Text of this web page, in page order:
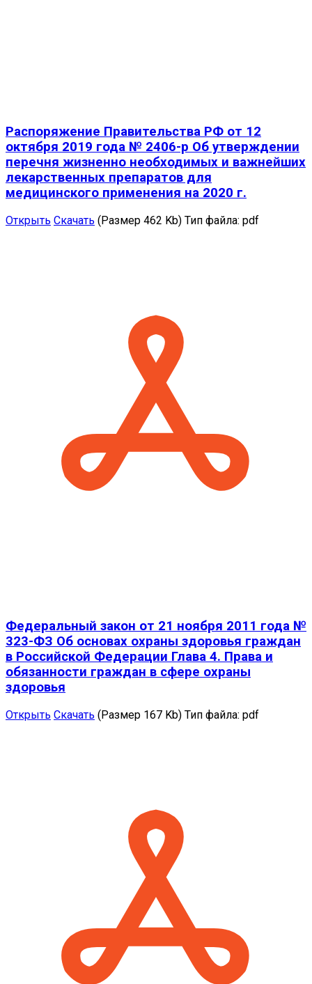
Распоряжение Правительства РФ от 12
октября 2019 года № 2406-р Об утверждении
перечня жизненно необходимых и важнейших
лекарственных препаратов для
медицинского применения на 2020 г.
Открыть Скачать (Размер 462 Kb) Тип файла: pdf
Федеральный закон от 21 ноября 2011 года №
323-ФЗ Об основах охраны здоровья граждан
в Российской Федерации Глава 4. Права и
обязанности граждан в сфере охраны
здоровья
Открыть Скачать (Размер 167 Kb) Тип файла: pdf